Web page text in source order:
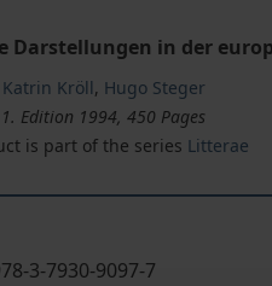
Darstellungen in der
Katrin Kröll, Hugo Steger
Edition 1994, 450 Pages
is part of the series Litterae
3-7930-9097-7